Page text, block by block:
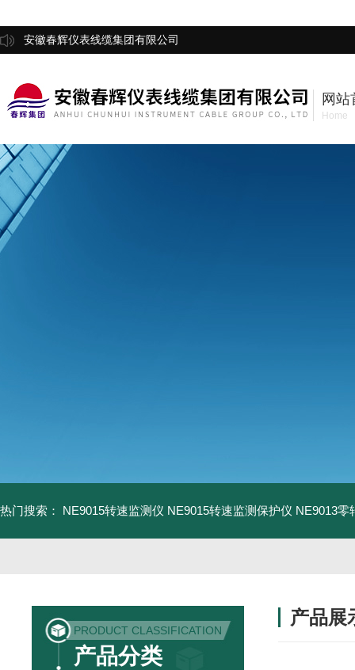
安徽春辉仪表线缆集团有限公司
网站
Home
热门搜索： NE9015转速监测仪 NE9015转速监测保护仪 NE9013零
PRODUCT CLASSIFICATION
产品分类
产品展